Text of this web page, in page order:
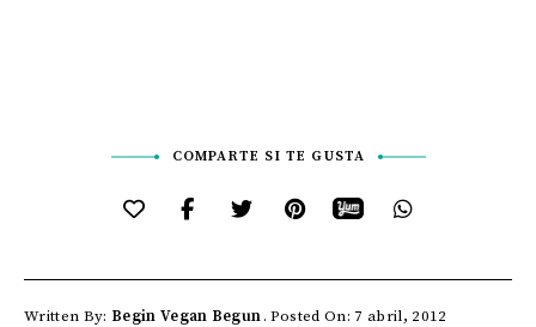
COMPARTE SI TE GUSTA
Written By: Begin Vegan Begun Posted On: 7 abril, 2012